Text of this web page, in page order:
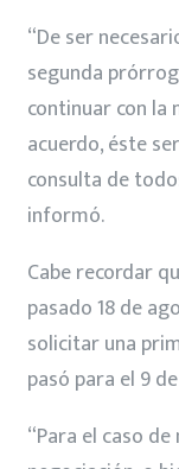
“De ser
segunda
continuar con la
acuerdo, éste
consulta de
informó.
Cabe recordar
pasado 18 de
solicitar una
pasó para el 9
“Para el caso